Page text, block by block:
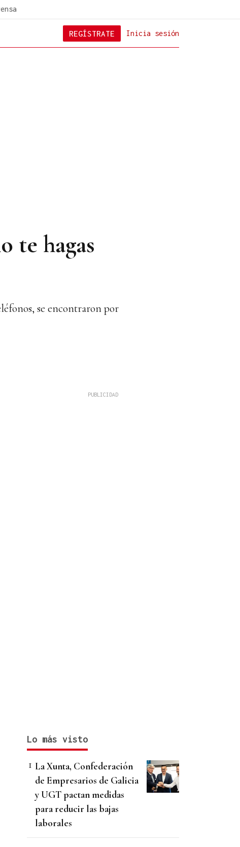
Inicia sesión
REGÍSTRATE
te hagas
se encontraron por
Lo más visto
La Xunta, Confederación
de Empresarios de Galicia
y UGT pactan medidas
para reducir las bajas
laborales